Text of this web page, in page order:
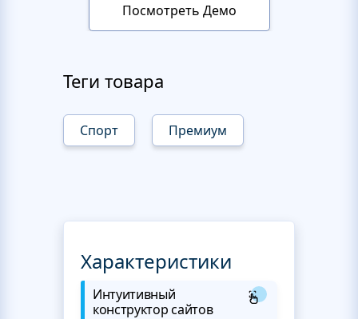
Посмотреть Демо
Теги товара
Спорт Премиум
Характеристики
Интуитивный
конструктор сайтов